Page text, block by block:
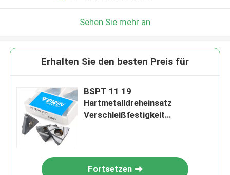
Sehen Sie mehr an
Erhalten Sie den besten Preis für
BSPT 11 19
Hartmetalldreheinsatz
Verschleißfestigkeit
Fortsetzen